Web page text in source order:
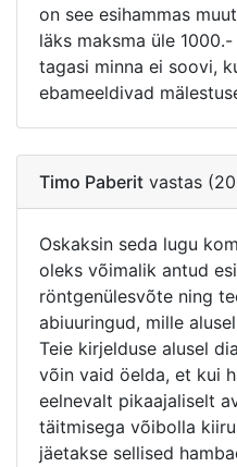
on see esihammas
läks maksma üle
tagasi minna ei soovi,
ebameeldivad
Timo Paberit vastas
Oskaksin seda lugu
oleks võimalik antud
röntgenülesvõte ning
abiuuringud, mille
Teie kirjelduse alusel
võin vaid öelda, et kui
eelnevalt pikaajaliselt
täitmisega võibolla
jäetakse sellised